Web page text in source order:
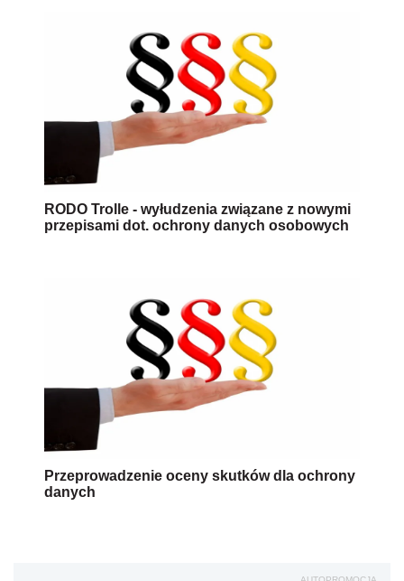
RODO Trolle - wyłudzenia związane z nowymi
przepisami dot. ochrony danych osobowych
Przeprowadzenie oceny skutków dla ochrony
danych